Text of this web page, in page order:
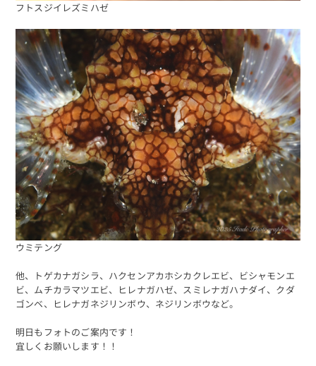
フトスジイレズミハゼ
ウミテング
他、トゲカナガシラ、ハクセンアカホシカクレエビ、ビシャモンエ
ビ、ムチカラマツエビ、ヒレナガハゼ、スミレナガハナダイ、クダ
ゴンベ、ヒレナガネジリンボウ、ネジリンボウなど。
明日もフォトのご案内です！
宜しくお願いします！！
海況をチェック 海日記を見る